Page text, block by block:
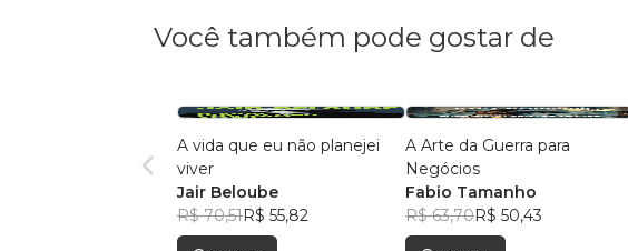
Você também pode gostar de
A vida que eu não planejei
viver
Jair Beloube
R$ 70,51R$ 55,82
A Arte da Guerra para
Negócios
Fabio Tamanho
R$ 63,70R$ 50,43